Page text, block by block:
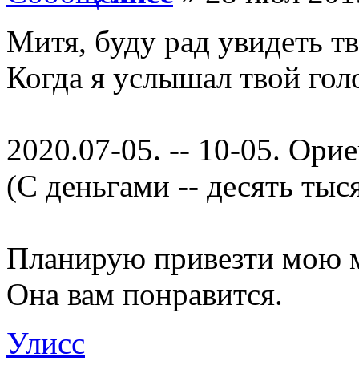
Митя, буду рад увидеть
Когда я услышал твой
2020.07-05. -- 10-05.
(С деньгами -- десять
Планирую привезти мою
Она вам понравится.
Улисс